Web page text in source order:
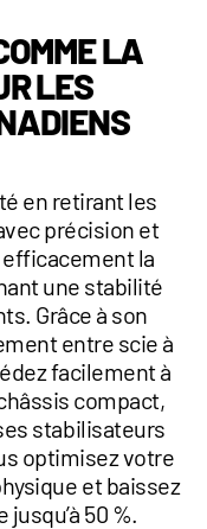
LA
LES
en retirant les
précision et
la
une stabilité
Grâce à son
entre scie à
facilement à
compact,
stabilisateurs
optimisez votre
et baissez
50 %.